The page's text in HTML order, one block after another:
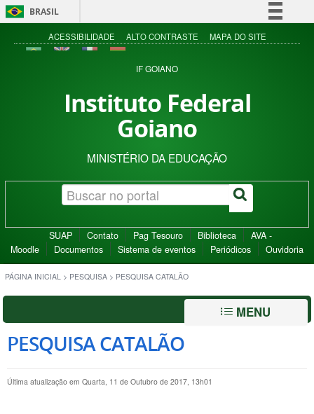
BRASIL
Simplifique!
Acesso à informação
ACESSIBILIDADE ALTO CONTRASTE MAPA DO SITE
IF GOIANO
Instituto Federal
Goiano
MINISTÉRIO DA EDUCAÇÃO
SUAP Contato Pag Tesouro Biblioteca
AVA -
Moodle
Documentos Sistema de eventos Periódicos Ouvidoria
PÁGINA INICIAL > PESQUISA > PESQUISA CATALÃO
MENU
PESQUISA CATALÃO
Última atualização em Quarta, 11 de Outubro de 2017, 13h01